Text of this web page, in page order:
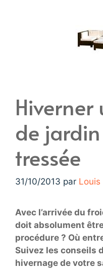
de
tressée
31/10/2013 par Louis
Avec l’arrivée du
doit absolument
procédure ? Où
Suivez les conseils
hivernage de votre